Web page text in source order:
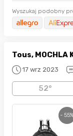
Wyszukaj podobny
Tous, MOCHLA
17 wrz 2023
52°
- 55%